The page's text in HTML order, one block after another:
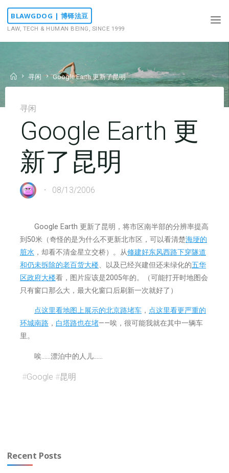
Skip
content
BLAWGDOG | 博铎法豆
LAW, TECH & HUMAN BEING, SINCE 1999
Home
寻闲 Google Earth 更新了昆明
寻闲
Google Earth 更
新了昆明
08/13/2006
Google Earth 更新了昆明，将市区南半部的分辨率提高
到50米（奇怪的是为什么不更新北市区，可以看清楚海埂的
脏水，却看不清金星立交桥）。从修建好东风西路下穿隧道
和仍未拆除的老百货大楼、以及已经兴建但还未绿化的五华
区政府大楼看，图片应该是2005年的。（可能打开时地图会
只有窗口那么大，最大化窗口后刷新一次就好了）
点这里看地图上展示的北京路堵车， 点这里看更严重的
环城南路 ， 白塔路也在堵——唉，很可能我就在其中一辆车
里。
唉……漂泊中的人儿……
#Google #昆明
Recent Posts